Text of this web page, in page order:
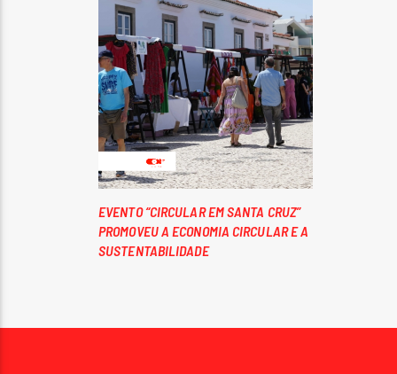
EVENTO “CIRCULAR EM SANTA CRUZ”
PROMOVEU A ECONOMIA CIRCULAR E A
SUSTENTABILIDADE